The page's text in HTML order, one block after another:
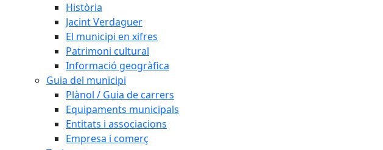
Història
Jacint Verdaguer
El municipi en xifres
Patrimoni cultural
Informació geogràfica
Guia del municipi
Plànol / Guia de carrers
Equipaments municipals
Entitats i associacions
Empresa i comerç